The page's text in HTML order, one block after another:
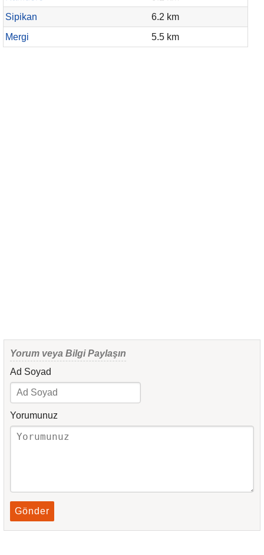
Sipikan
6.2 km
Mergi
5.5 km
Yorum veya Bilgi Paylaşın
Ad Soyad
Yorumunuz
Gönder